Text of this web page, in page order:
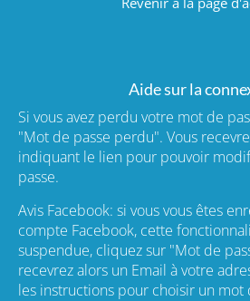
Aide sur la
Si vous avez perdu votre mot de
"Mot de passe perdu". Vous
indiquant le lien pour pouvoir
passe.
Avis Facebook: si vous vous êtes
compte Facebook, cette
suspendue, cliquez sur "Mot de
recevrez alors un Email à votre
les instructions pour choisir un mot